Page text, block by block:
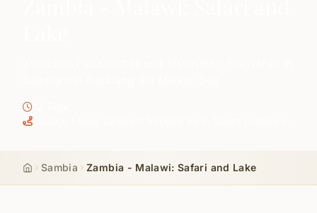
StartSambia Zambia - Malawi: Safari and Lake